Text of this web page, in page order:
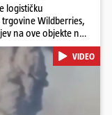
logističku
Wildberries,
na ove objekte ne
već tvrdi da ih ruske
i
koja se koristi u
odgovor na ruska
infrastrukture te
dublje na ruski
VIDEO